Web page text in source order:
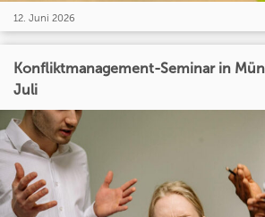
12. Juni 2026
Konfliktmanagement-Seminar in
Juli